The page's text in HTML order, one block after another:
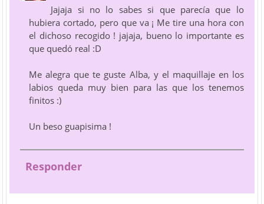
Jajaja si no lo sabes si que parecía que lo
hubiera cortado, pero que va ¡ Me tire una hora con
el dichoso recogido ! jajaja, bueno lo importante es
que quedó real :D
Me alegra que te guste Alba, y el maquillaje en los
labios queda muy bien para las que los tenemos
finitos :)
Un beso guapisima !
Responder